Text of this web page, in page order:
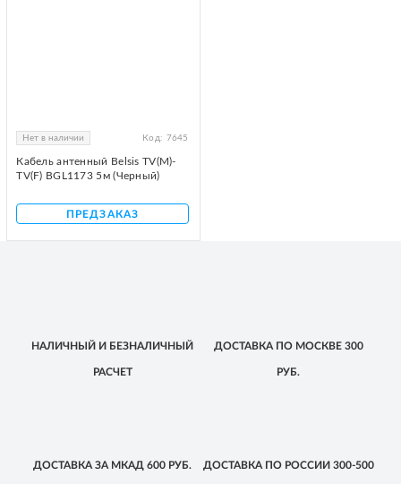
Нет в наличии Код: 7645
Кабель антенный Belsis TV(M)-
TV(F) BGL1173 5м (Черный)
ПРЕДЗАКАЗ
НАЛИЧНЫЙ И БЕЗНАЛИЧНЫЙ
РАСЧЕТ
ДОСТАВКАПО МОСКВЕ300
РУБ.
ДОСТАВКА ЗА МКАД 600 РУБ. ДОСТАВКАПО РОССИИ 300-500